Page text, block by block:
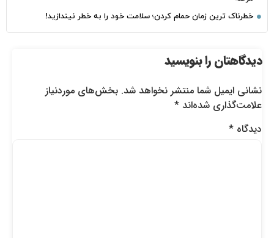
خطرناک‌ ترین زمان‌ حمام کردن؛ سلامت خود را به خطر نیندازید!
دیدگاهتان را بنویسید
نشانی ایمیل شما منتشر نخواهد شد. بخش‌های موردنیاز
علامت‌گذاری شده‌اند*
دیدگاه*